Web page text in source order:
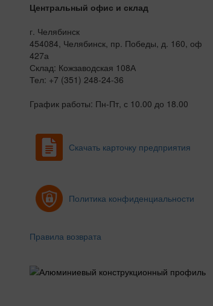
Центральный офис и склад
г. Челябинск
454084, Челябинск, пр. Победы, д. 160, оф
427а
Склад: Кожзаводская 108А
Тел: +7 (351) 248-24-36
График работы: Пн-Пт, с 10.00 до 18.00
Скачать карточку предприятия
Политика конфиденциальности
Правила возврата